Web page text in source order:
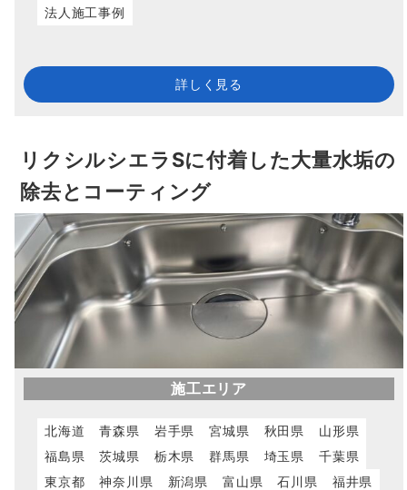
法人施工事例
詳しく見る
リクシルシエラSに付着した大量水垢の
除去とコーティング
施工エリア
北海道 青森県 岩手県 宮城県 秋田県
山形県
福島県
茨城県 栃木県 群馬県 埼玉県
千葉県
東京都
神奈川県 新潟県 富山県 石川県
福井県